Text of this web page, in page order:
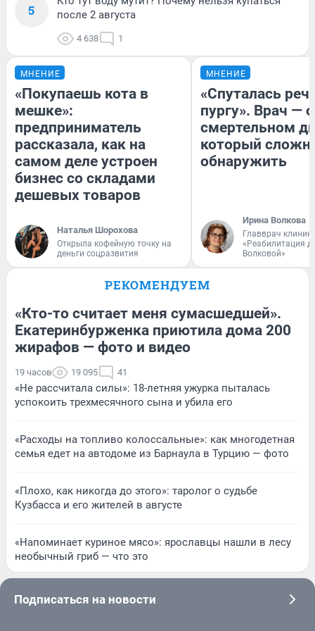
5
после 2 августа
4 638 1
МНЕНИЕ
«Покупаешь кота в
мешке»:
предприниматель
рассказала, как на
самом деле устроен
бизнес со складами
дешевых товаров
Наталья Шорохова
Открыла кофейную точку на
деньги соцразвития
МНЕНИЕ
«Спуталась
пургу». Врач — о
смертельном
который
обнаружить
Ирина Волкова
Главврач
«Реабилитация
Волковой»
РЕКОМЕНДУЕМ
«Кто-то считает меня сумасшедшей».
Екатеринбурженка приютила дома 200
жирафов — фото и видео
19 часов 19 095 41
«Не рассчитала силы»: 18-летняя ужурка пыталась
успокоить трехмесячного сына и убила его
«Расходы на топливо колоссальные»: как многодетная
семья едет на автодоме из Барнаула в Турцию — фото
«Плохо, как никогда до этого»: таролог о судьбе
Кузбасса и его жителей в августе
«Напоминает куриное мясо»: ярославцы нашли в лесу
необычный гриб — что это
Подписаться на новости